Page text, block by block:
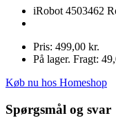
iRobot 4503462
Pris: 499,00 kr.
På lager. Fragt:
Køb nu hos Homeshop
Spørgsmål og svar